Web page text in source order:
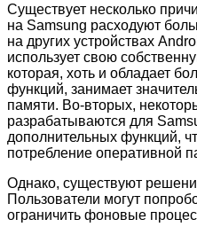
Существует несколько
на Samsung расходуют
на других устройствах
использует свою
которая, хоть и обладает
функций, занимает
памяти. Во-вторых,
разрабатываются для
дополнительных функций,
потребление оперативной
Однако, существуют
Пользователи могут
ограничить фоновые